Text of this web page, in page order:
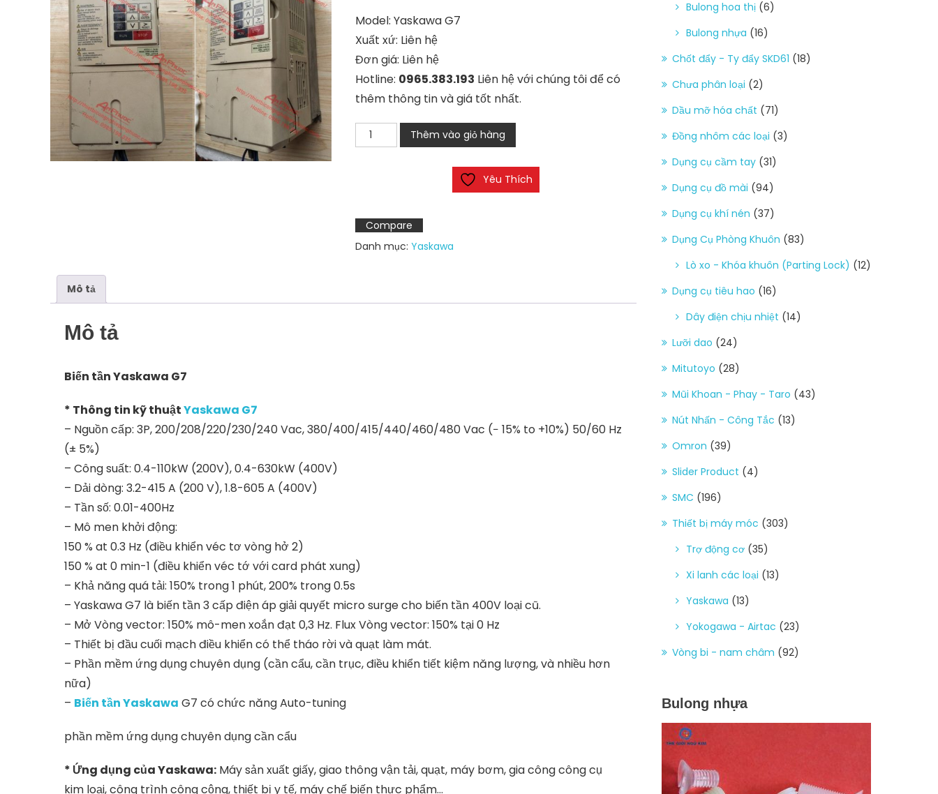
Model: Yaskawa G7
Xuất xứ: Liên hệ
Đơn giá: Liên hệ
Hotline: 0965.383.193 Liên hệ với chúng tôi để có
thêm thông tin và giá tốt nhất.
Biến
tần
lượng
Thêm vào giỏ hàng
Yêu Thích
Compare
Danh mục: Yaskawa
Mô tả
Mô tả
Biến tần Yaskawa G7
* Thông tin kỹ thuậtYaskawa G7
– Nguồn cấp: 3P, 200/208/220/230/240 Vac, 380/400/415/440/460/480 Vac (− 15% to +10%) 50/60 Hz
(± 5%)
– Công suất: 0.4-110kW (200V), 0.4-630kW (400V)
– Dải dòng: 3.2-415 A (200 V), 1.8-605 A (400V)
– Tần số: 0.01-400Hz
– Mô men khởi động:
150 % at 0.3 Hz (điều khiển véc tơ vòng hở 2)
150 % at 0 min-1 (điều khiển véc tớ với card phát xung)
– Khả năng quá tải: 150% trong 1 phút, 200% trong 0.5s
– Yaskawa G7 là biến tần 3 cấp điện áp giải quyết micro surge cho biến tần 400V loại cũ.
– Mở Vòng vector: 150% mô-men xoắn đạt 0,3 Hz. Flux Vòng vector: 150% tại 0 Hz
– Thiết bị đầu cuối mạch điều khiển có thể tháo rời và quạt làm mát.
– Phần mềm ứng dụng chuyên dụng (cần cẩu, cần trục, điều khiển tiết kiệm năng lượng, và nhiều hơn
nữa)
– Biến tần Yaskawa G7 có chức năng Auto-tuning
phần mềm ứng dụng chuyên dụng cần cẩu
* Ứng dụng của Yaskawa: Máy sản xuất giấy, giao thông vận tải, quạt, máy bơm, gia công công cụ
kim loại, công trình công cộng, thiết bị y tế, máy chế biến thực phẩm…
Bulong hoa thị (6)
Bulong nhựa (16)
Chốt đẩy - Ty đẩy SKD61 (18)
Chưa phân loại (2)
Dầu mỡ hóa chất (71)
Đồng nhôm các loại (3)
Dụng cụ cầm tay (31)
Dụng cụ đồ mài (94)
Dụng cụ khí nén (37)
Dụng Cụ Phòng Khuôn (83)
Lò xo - Khóa khuôn (Parting Lock) (12)
Dụng cụ tiêu hao (16)
Dây điện chịu nhiệt (14)
Lưỡi dao (24)
Mitutoyo (28)
Mũi Khoan - Phay - Taro (43)
Nút Nhấn - Công Tắc (13)
Omron (39)
Slider Product (4)
SMC (196)
Thiết bị máy móc (303)
Trợ động cơ (35)
Xi lanh các loại (13)
Yaskawa (13)
Yokogawa - Airtac (23)
Vòng bi - nam châm (92)
Bulong nhựa